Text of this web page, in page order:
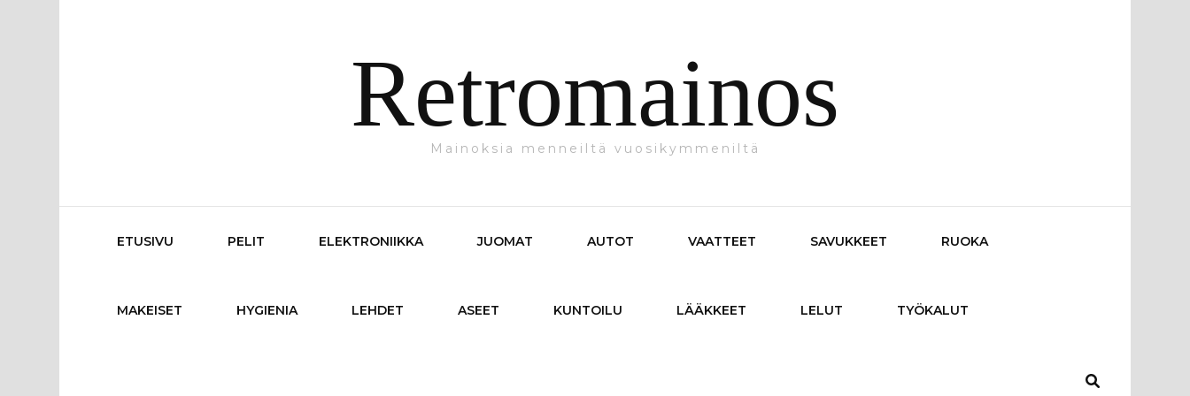
Retromainos
Mainoksia menneiltä vuosikymmeniltä
ETUSIVU PELIT ELEKTRONIIKKA JUOMAT AUTOT VAATTEET SAVUKKEET RUOKA
MAKEISET HYGIENIA LEHDET ASEET KUNTOILU LÄÄKKEET LELUT TYÖKALUT